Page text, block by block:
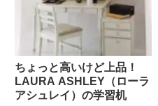
ター本店は歴史を感じさせる佇
ちょっと高いけど上品！
LAURA ASHLEY（ローラ
アシュレイ）の学習机